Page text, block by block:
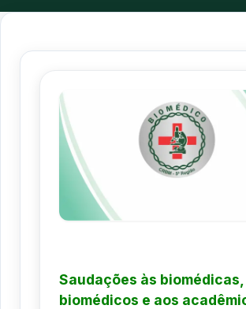
Saudações às biomédicas,
biomédicos e aos